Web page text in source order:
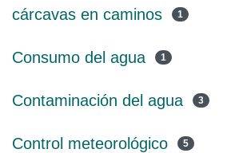
cárcavas en caminos 1
Consumo del agua 1
Contaminación del agua 3
Control meteorológico 5